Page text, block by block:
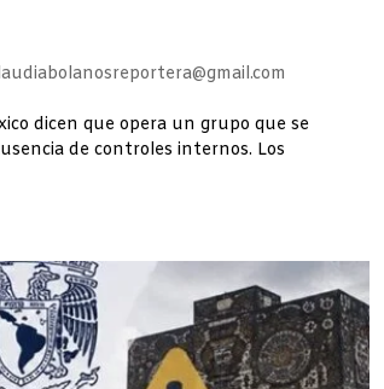
dicen que opera un grupo que se
de controles internos. Los